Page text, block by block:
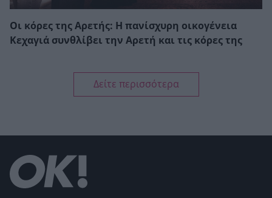
Οι κόρες της Αρετής: Η πανίσχυρη οικογένεια
Κεχαγιά συνθλίβει την Αρετή και τις κόρες της
Δείτε περισσότερα